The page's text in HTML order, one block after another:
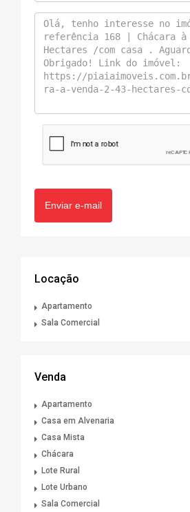
Enviar e-mail
Locação
Apartamento
Sala Comercial
Venda
Apartamento
Casa em Alvenaria
Casa Mista
Chácara
Lote Rural
Lote Urbano
Sala Comercial